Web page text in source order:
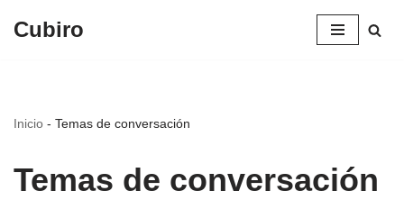
Cubiro
Inicio - Temas de conversación
Temas de conversación